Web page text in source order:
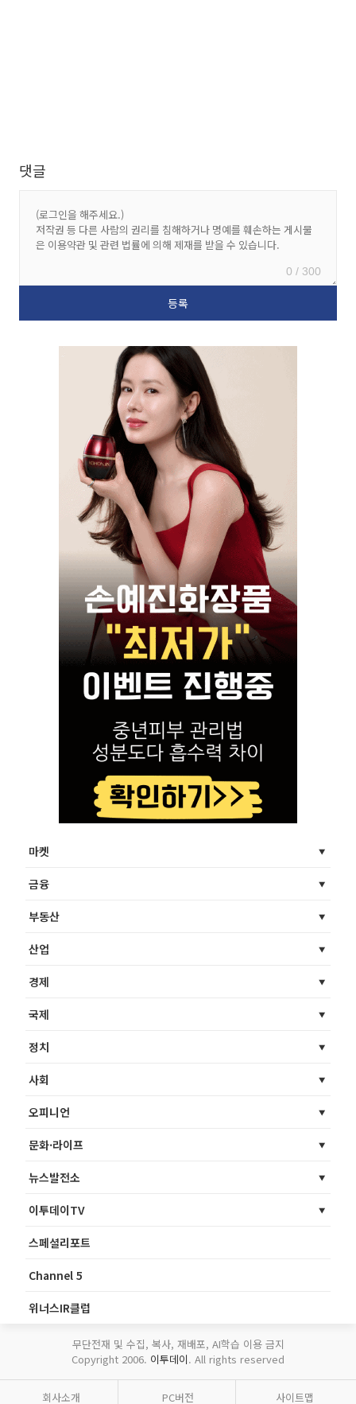
댓글
0 / 300
마켓
금융
부동산
산업
경제
국제
정치
사회
오피니언
문화·라이프
뉴스발전소
이투데이TV
스페셜리포트
Channel 5
위너스IR클럽
무단전재 및 수집, 복사, 재배포, AI학습 이용 금지
Copyright 2006. 이투데이. All rights reserved
회사소개 PC버전 사이트맵